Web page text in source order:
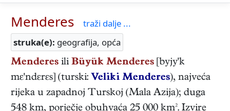
Menderes
traži dalje ...
struka(e): geografija, opća
Menderes ili Büyük Menderes [byjy'k
mε'ndεrεs] (turski: Veliki Menderes), najveća
rijeka u zapadnoj Turskoj (Mala Azija); duga
548 km, porječje obuhvaća 25 000 km². Izvire